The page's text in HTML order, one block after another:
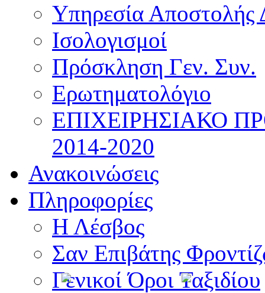
Υπηρεσία Αποστολής
Ισολογισμοί
Πρόσκληση Γεν. Συν.
Ερωτηματολόγιο
ΕΠΙΧΕΙΡΗΣΙΑΚΟ
2014-2020
Ανακοινώσεις
Πληροφορίες
Η Λέσβος
Σαν Επιβάτης
Γενικοί Όροι Ταξιδίου